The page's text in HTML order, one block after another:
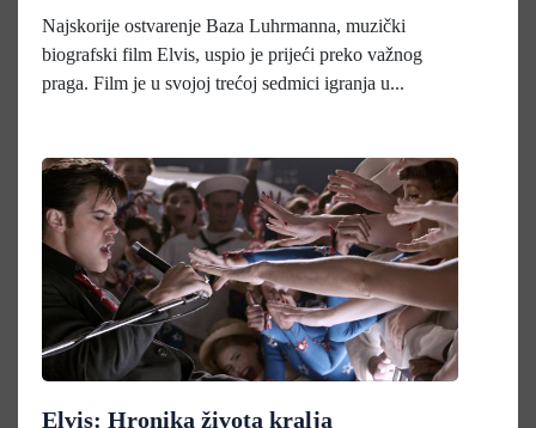
Najskorije ostvarenje Baza Luhrmanna, muzički
biografski film Elvis, uspio je prijeći preko važnog
praga. Film je u svojoj trećoj sedmici igranja u...
Elvis: Hronika života kralja